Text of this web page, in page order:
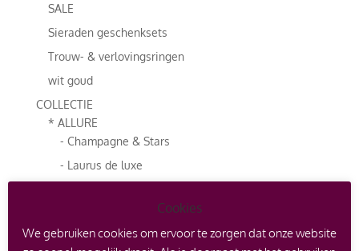
SALE
Sieraden geschenksets
Trouw- & verlovingsringen
wit goud
COLLECTIE
* ALLURE
- Champagne & Stars
- Laurus de luxe
- Papillon de luxe
Cookies
We gebruiken cookies om ervoor te zorgen dat onze website